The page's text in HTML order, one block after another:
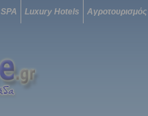
SPA Luxury Hotels Αγροτουρισμός